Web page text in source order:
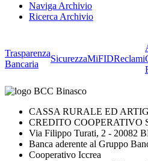
Naviga Archivio
Ricerca Archivio
Trasparenza
Bancaria
SicurezzaMiFIDReclami
CASSA RURALE ED
CREDITO COOPERATIVO
Via Filippo Turati, 2 - 20082
Banca aderente al Gruppo
Cooperativo Iccrea